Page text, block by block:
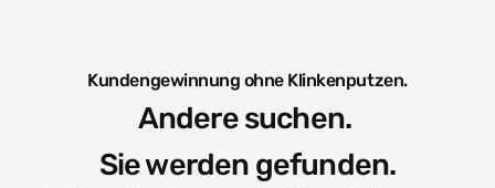
Kundengewinnung ohne Klinkenputzen.
Andere suchen.
Sie werden gefunden.